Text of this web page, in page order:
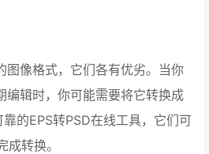
图像格式，它们各有优劣。当你
编辑时，你可能需要将它转换成
的EPS转PSD在线工具，它们可
转换。